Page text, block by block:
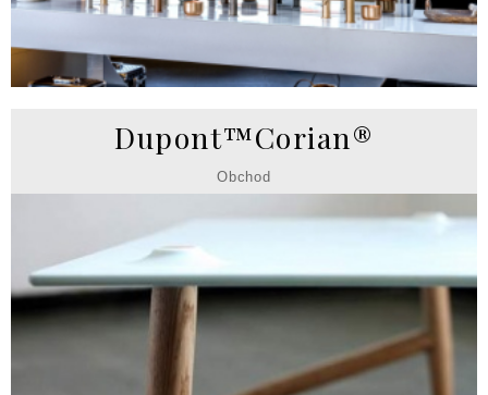
Dupont™Corian®
Obchod